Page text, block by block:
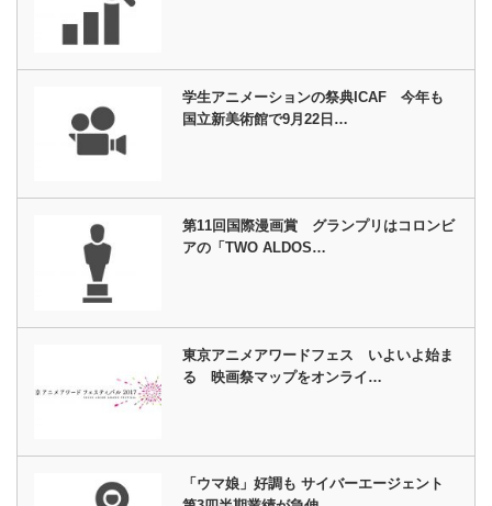
学生アニメーションの祭典ICAF 今年も
国立新美術館で9月22日…
第11回国際漫画賞 グランプリはコロンビ
アの「TWO ALDOS…
東京アニメアワードフェス いよいよ始ま
る 映画祭マップをオンライ…
「ウマ娘」好調も サイバーエージェント